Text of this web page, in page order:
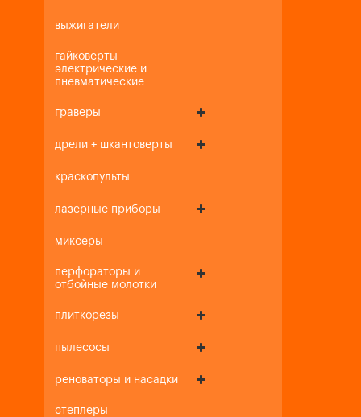
выжигатели
гайковерты
электрические и
пневматические
граверы
дрели + шкантоверты
краскопульты
лазерные приборы
миксеры
перфораторы и
отбойные молотки
плиткорезы
пылесосы
реноваторы и насадки
степлеры